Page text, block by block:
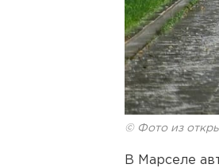
© Фото из
В Марселе